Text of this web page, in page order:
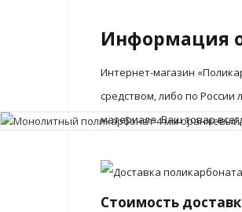
Информация
Интернет-магазин
средством, либо по
материала. Ваш товар
Стоимость